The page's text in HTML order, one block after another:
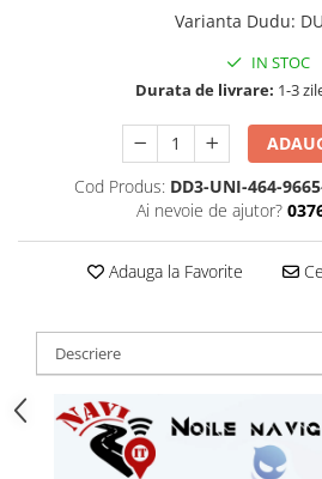
Varianta Dudu:
IN STOC
Durata de livrare: 1-3
Cod Produs: DD3-UNI-464-
Ai nevoie de ajutor?
Adauga la Favorite
Descriere